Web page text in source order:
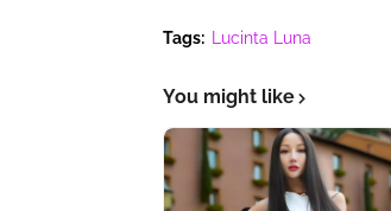
Tags: Lucinta Luna
You might like